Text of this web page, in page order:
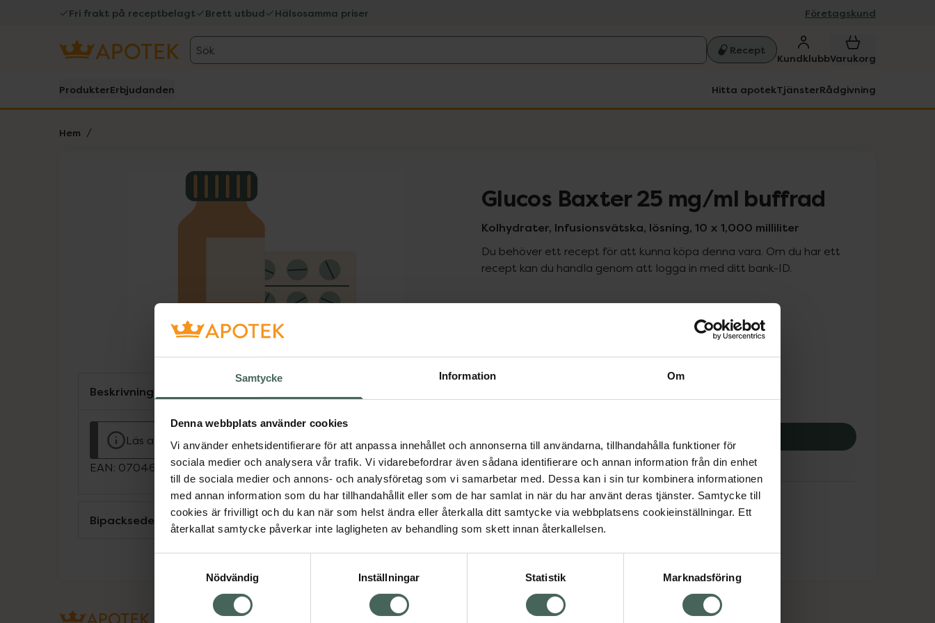
Samtycke Information Om
Denna webbplats använder cookies
Vi använder enhetsidentifierare för att anpassa innehållet och annonserna till användarna, tillhandahålla funktioner för
sociala medier och analysera vår trafik. Vi vidarebefordrar även sådana identifierare och annan information från din enhet
till de sociala medier och annons- och analysföretag som vi samarbetar med. Dessa kan i sin tur kombinera informationen
med annan information som du har tillhandahållit eller som de har samlat in när du har använt deras tjänster. Samtycke till
cookies är frivilligt och du kan när som helst ändra eller återkalla ditt samtycke via webbplatsens cookieinställningar. Ett
återkallat samtycke påverkar inte lagligheten av behandling som skett innan återkallelsen.
Nödvändig
Inställningar Statistik Marknadsföring
Fri frakt på receptbelagt Brett utbud Hälsosamma priser Företagskund
Sök Recept
KundklubbVarukorg
ProdukterErbjudanden Hitta apotekTjänsterRådgivning
Hem
Lista: . Innehåller 1 objekt. Glucos Baxter 25 mg/ml buffrad
Kolhydrater, Infusionsvätska, lösning, 10 x 1,000 milliliter
Du behöver ett recept för att kunna köpa denna vara. Om du har ett
recept kan du handla genom att logga in med ditt bank-ID.
Pris med recept
Högkostnadsskyddet gäller inte
433,50 kr
I apotek:433,50 kr
Köp via ditt recept
Aktuella erbjudanden
Beskrivning
Läs alltid bipacksedeln innan användning.
EAN: 07046260993532
Bipacksedel från FASS Visa
Om recept och läkemedel